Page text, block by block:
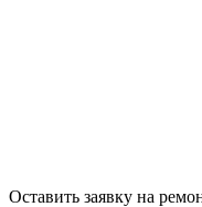
Оставить заявку на